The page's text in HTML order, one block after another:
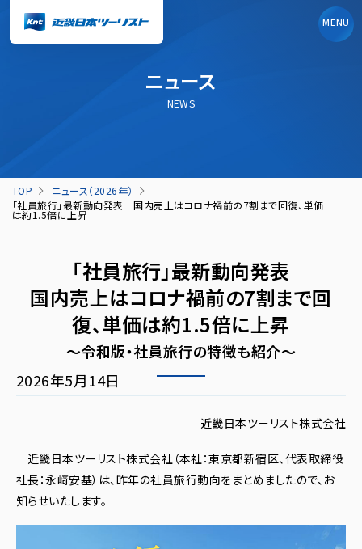
MENU
ニュース
NEWS
TOP
ニュース（2026年）
「社員旅行」最新動向発表 国内売上はコロナ禍前の7割まで回復、単価
は約1.5倍に上昇
「社員旅行」最新動向発表
国内売上はコロナ禍前の7割まで回
復、単価は約1.5倍に上昇
～令和版・社員旅行の特徴も紹介～
2026年5月14日
近畿日本ツーリスト株式会社
近畿日本ツーリスト株式会社（本社：東京都新宿区、代表取締役
社長：永﨑安基）は、昨年の社員旅行動向をまとめましたので、お
知らせいたします。